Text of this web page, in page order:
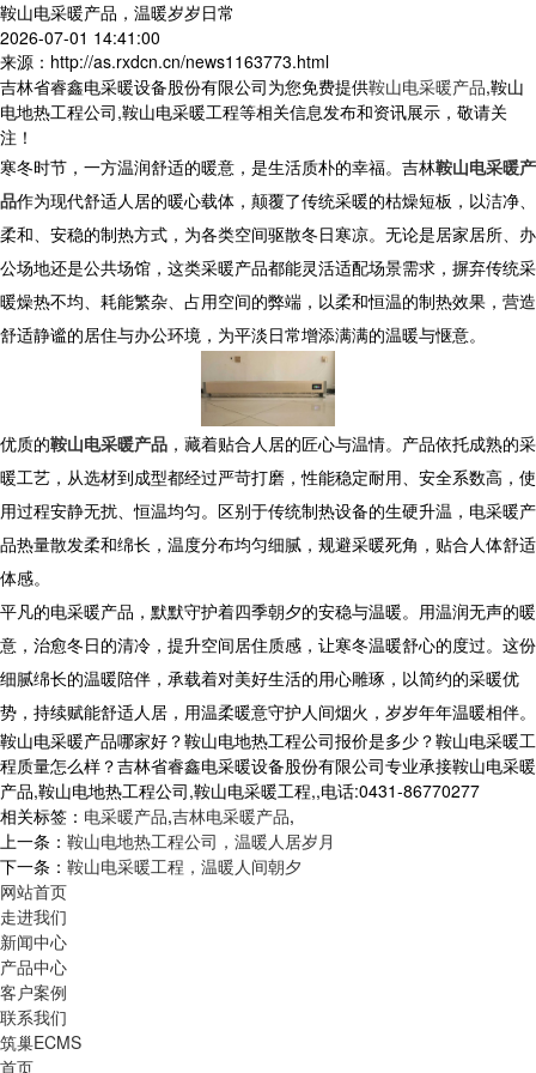
鞍山电采暖产品，温暖岁岁日常
2026-07-01 14:41:00
来源：http://as.rxdcn.cn/news1163773.html
吉林省睿鑫电采暖设备股份有限公司为您免费提供鞍山电采暖产品,鞍山
电地热工程公司,鞍山电采暖工程等相关信息发布和资讯展示，敬请关
注！
寒冬时节，一方温润舒适的暖意，是生活质朴的幸福。吉林鞍山电采暖产
品作为现代舒适人居的暖心载体，颠覆了传统采暖的枯燥短板，以洁净、
柔和、安稳的制热方式，为各类空间驱散冬日寒凉。无论是居家居所、办
公场地还是公共场馆，这类采暖产品都能灵活适配场景需求，摒弃传统采
暖燥热不均、耗能繁杂、占用空间的弊端，以柔和恒温的制热效果，营造
舒适静谧的居住与办公环境，为平淡日常增添满满的温暖与惬意。
优质的鞍山电采暖产品 ，藏着贴合人居的匠心与温情。产品依托成熟的采
暖工艺，从选材到成型都经过严苛打磨，性能稳定耐用、安全系数高，使
用过程安静无扰、恒温均匀。区别于传统制热设备的生硬升温，电采暖产
品热量散发柔和绵长，温度分布均匀细腻，规避采暖死角，贴合人体舒适
体感。
平凡的电采暖产品，默默守护着四季朝夕的安稳与温暖。用温润无声的暖
意，治愈冬日的清冷，提升空间居住质感，让寒冬温暖舒心的度过。这份
细腻绵长的温暖陪伴，承载着对美好生活的用心雕琢，以简约的采暖优
势，持续赋能舒适人居，用温柔暖意守护人间烟火，岁岁年年温暖相伴。
鞍山电采暖产品哪家好？鞍山电地热工程公司报价是多少？鞍山电采暖工
程质量怎么样？吉林省睿鑫电采暖设备股份有限公司专业承接鞍山电采暖
产品,鞍山电地热工程公司,鞍山电采暖工程,,电话:0431-86770277
相关标签： 电采暖产品,吉林电采暖产品,
上一条： 鞍山电地热工程公司，温暖人居岁月
下一条： 鞍山电采暖工程，温暖人间朝夕
网站首页
走进我们
新闻中心
产品中心
客户案例
联系我们
筑巢ECMS
首页